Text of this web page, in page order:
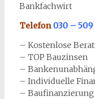
Bankfachwirt
Telefon 030 – 509
– Kostenlose
– TOP Bauzinsen
–
– Individuelle
–